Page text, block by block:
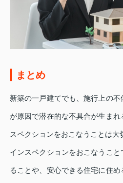
まとめ
新築の一戸建てでも、施行上の
が原因で潜在的な不具合が生ま
スペクションをおこなうことは大
インスペクションをおこなうこ
ることや、安心できる住宅に住